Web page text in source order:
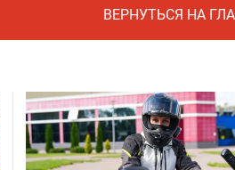
ВЕРНУТЬСЯ НА